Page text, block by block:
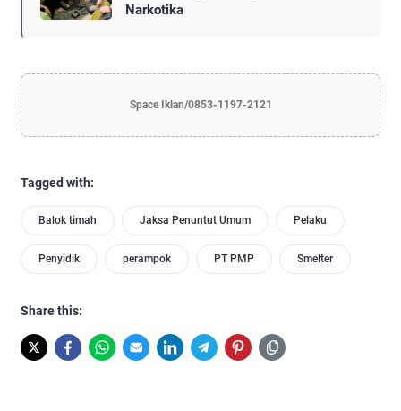
Narkotika
Space Iklan/0853-1197-2121
Tagged with:
Balok timah Jaksa Penuntut Umum Pelaku
Penyidik perampok PT PMP Smelter
Share this: